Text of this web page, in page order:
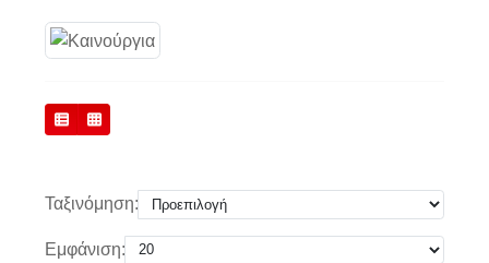
Ταξινόμηση:
Εμφάνιση: